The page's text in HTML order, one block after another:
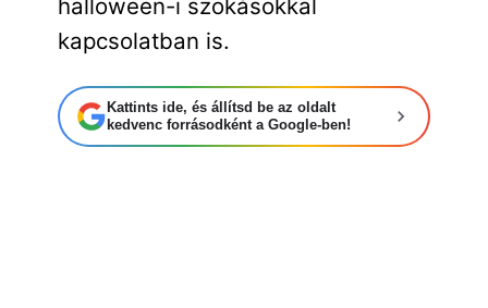
halloween-i szokásokkal
kapcsolatban is.
Kattints ide, és állítsd be az oldalt
kedvenc forrásodként a Google-ben!